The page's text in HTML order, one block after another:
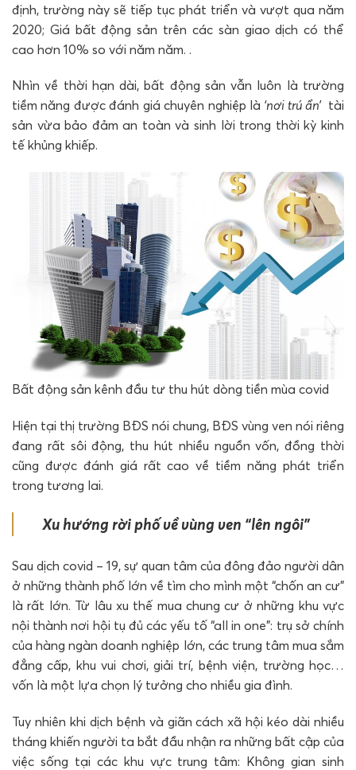
định, trường này sẽ tiếp tục phát triển và vượt qua năm
2020; Giá bất động sản trên các sàn giao dịch có thể
cao hơn 10% so với năm năm. .
Nhìn về thời hạn dài, bất động sản vẫn luôn là trường
tiềm năng được đánh giá chuyên nghiệp là ‘nơi trú ẩn’tài
sản vừa bảo đảm an toàn và sinh lời trong thời kỳ kinh
tế khủng khiếp.
Bất động sản kênh đầu tư thu hút dòng tiền mùa covid
Hiện tại thị trường BĐS nói chung, BĐS vùng ven nói riêng
đang rất sôi động, thu hút nhiều nguồn vốn, đồng thời
cũng được đánh giá rất cao về tiềm năng phát triển
trong tương lai.
Xu hướng rời phố về vùng ven “lên ngôi”
Sau dịch covid – 19, sự quan tâm của đông đảo người dân
ở những thành phố lớn về tìm cho mình một “chốn an cư”
là rất lớn. Từ lâu xu thế mua chung cư ở những khu vực
nội thành nơi hội tụ đủ các yếu tố “all in one”: trụ sở chính
của hàng ngàn doanh nghiệp lớn, các trung tâm mua sắm
đẳng cấp, khu vui chơi, giải trí, bệnh viện, trường học…
vốn là một lựa chọn lý tưởng cho nhiều gia đình.
Tuy nhiên khi dịch bệnh và giãn cách xã hội kéo dài nhiều
tháng khiến người ta bắt đầu nhận ra những bất cập của
việc sống tại các khu vực trung tâm: Không gian sinh